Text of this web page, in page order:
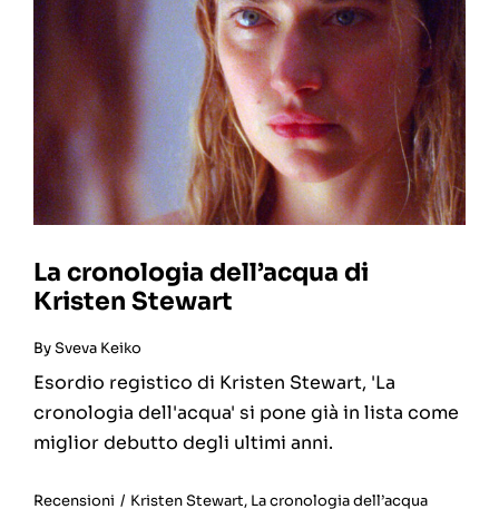
La cronologia dell’acqua di
Kristen Stewart
BySveva Keiko
Esordio registico di Kristen Stewart, 'La
cronologia dell'acqua' si pone già in lista come
miglior debutto degli ultimi anni.
Recensioni / Kristen Stewart, La cronologia dell’acqua